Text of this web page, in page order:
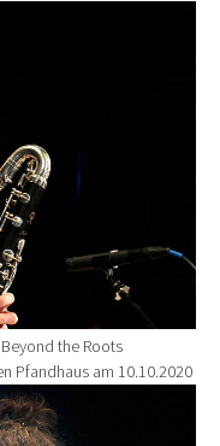
the Roots
Pfandhaus am 10.10.2020